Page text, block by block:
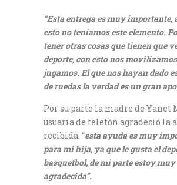
“Esta entrega es muy importante,
esto no teníamos este elemento.
tener otras cosas que tienen que
deporte, con esto nos
jugamos. El que nos hayan dado
de ruedas la verdad es un gran
Por su parte la madre de Yanet
usuaria de teletón agradeció la
recibida. “esta ayuda es muy
para mi hija, ya que le gusta el
basquetbol, de mi parte estoy muy
agradecida”.